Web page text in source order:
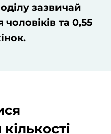
зазвичай
та 0,55